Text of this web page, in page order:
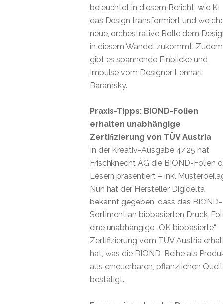
beleuchtet in diesem Bericht, wie KI
das Design transformiert und
neue, orchestrative Rolle dem
in diesem Wandel zukommt. Zudem
gibt es spannende Einblicke und
Impulse vom Designer Lennart
Baramsky.
Praxis-Tipps: BIOND-Folien
erhalten unabhängige
Zertifizierung von TÜV Austria
In der Kreativ-Ausgabe 4/25 hat
Frischknecht AG die BIOND-Folien
Lesern präsentiert –
Nun hat der Hersteller Digidelta
bekannt gegeben, dass das BIOND-
Sortiment an biobasierten Druck-
eine unabhängige „OK biobasierte“
Zertifizierung vom TÜV Austria
hat, was die BIOND-Reihe als
aus erneuerbaren, pflanzlichen
bestätigt.